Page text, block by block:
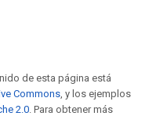
de esta página está
Commons, y los ejemplos
2.0. Para obtener más